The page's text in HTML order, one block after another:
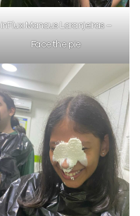
inFlux Manaus Laranjeiras –
Face the pie